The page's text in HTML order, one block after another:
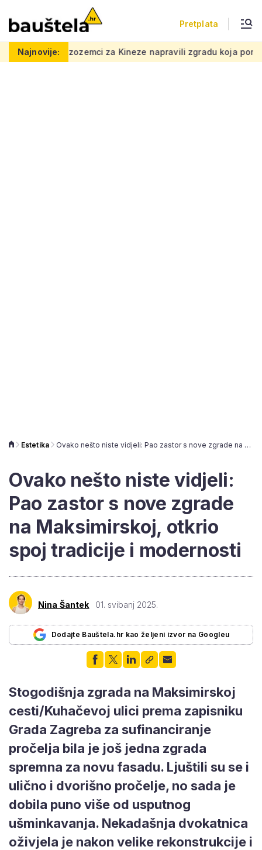
Pretplata
Najnovije:
za Kineze napravili zgradu koja pomiče granice, boje i
Estetika Ovako nešto niste vidjeli: Pao zastor s nove zgrade na Maksimirskoj, otkrio spoj tradicije i modernosti
Ovako nešto niste vidjeli:
Pao zastor s nove zgrade
na Maksimirskoj, otkrio
spoj tradicije i modernosti
Nina Šantek 01. svibanj 2025.
Dodajte Bauštela.hr kao željeni izvor na Googleu
Stogodišnja zgrada na Maksimirskoj
cesti/Kuhačevoj ulici prema zapisniku
Grada Zagreba za sufinanciranje
pročelja bila je još jedna zgrada
spremna za novu fasadu. Ljuštili su se i
ulično i dvorišno pročelje, no sada je
dobila puno više od usputnog
ušminkavanja. Nekadašnja dvokatnica
oživjela je nakon velike rekonstrukcije i